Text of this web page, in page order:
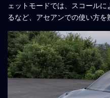
ェットモードでは、スコール
るなど、アセアンでの使い方を